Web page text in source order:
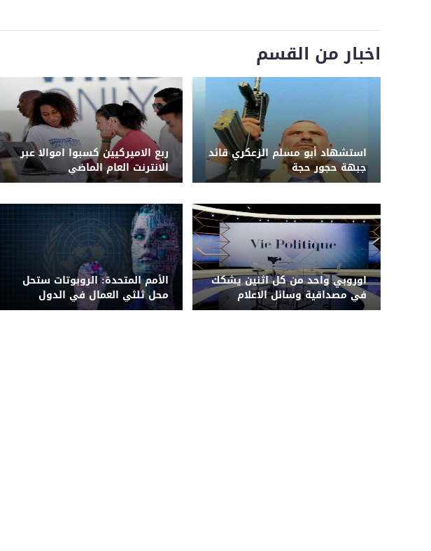
اخبار من القسم
استشهاد أبو مسلم الزعكري قائد
جبهة حجور حجة
ربع الاميركيين كسبوا اموالا عبر
الانترنت العام الماضي
اوروبي واحد من كل اثنين يشكك
في مصداقية وسائل الاعلام
الأمم المتحدة: الروبوتات ستحل
محل ثلثي العمال في الدول
النامية